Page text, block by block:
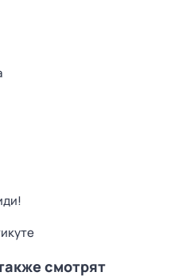
смотрят